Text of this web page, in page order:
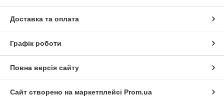
Доставка та оплата
Графік роботи
Повна версія сайту
Сайт створено на маркетплейсі Prom.ua